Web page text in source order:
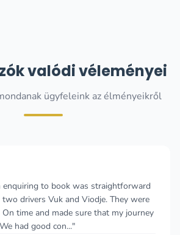
valódi véleményei
ügyfeleink az élményeikről
to book was straightforward
drivers Vuk and Viodje. They were
time and made sure that my journey
had good con..."